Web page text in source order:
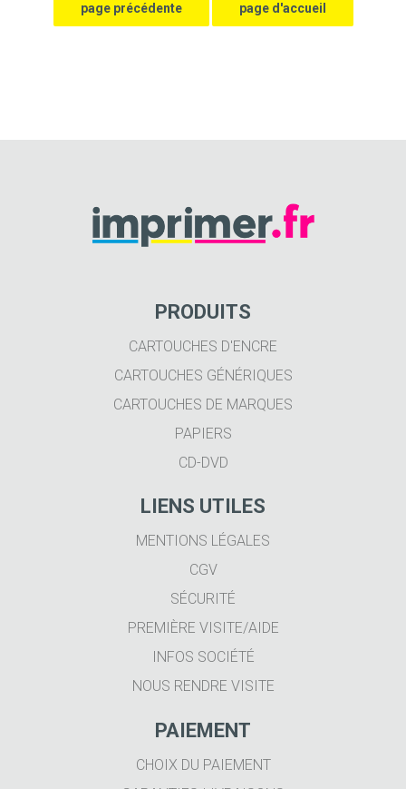
PRODUITS
CARTOUCHES D'ENCRE
CARTOUCHES GÉNÉRIQUES
CARTOUCHES DE MARQUES
PAPIERS
CD-DVD
LIENS UTILES
MENTIONS LÉGALES
CGV
SÉCURITÉ
PREMIÈRE VISITE/AIDE
INFOS SOCIÉTÉ
NOUS RENDRE VISITE
PAIEMENT
CHOIX DU PAIEMENT